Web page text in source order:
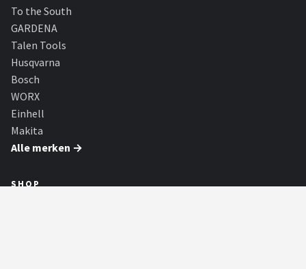
To the South
GARDENA
Talen Tools
Husqvarna
Bosch
WORX
Einhell
Makita
Alle merken →
SHOP